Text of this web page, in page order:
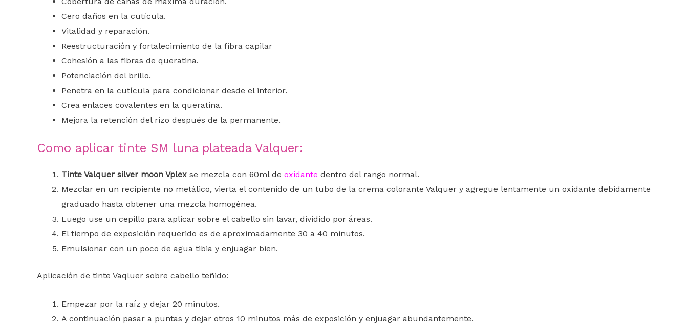
Cero daños en la cutícula.
Vitalidad y reparación.
Reestructuración y fortalecimiento de la fibra capilar
Cohesión a las fibras de queratina.
Potenciación del brillo.
Penetra en la cutícula para condicionar desde el interior.
Crea enlaces covalentes en la queratina.
Mejora la retención del rizo después de la permanente.
Como aplicar tinte SM luna plateada Valquer:
Tinte Valquer silver moon Vplex se mezcla con 60ml de oxidante dentro del rango normal.
Mezclar en un recipiente no metálico, vierta el contenido de un tubo de la crema colorante Valquer y agregue lentamente un oxidante debidamente
graduado hasta obtener una mezcla homogénea.
Luego use un cepillo para aplicar sobre el cabello sin lavar, dividido por áreas.
El tiempo de exposición requerido es de aproximadamente 30 a 40 minutos.
Emulsionar con un poco de agua tibia y enjuagar bien.
Aplicación de tinte Vaqluer sobre cabello teñido:
Empezar por la raíz y dejar 20 minutos.
A continuación pasar a puntas y dejar otros 10 minutos más de exposición y enjuagar abundantemente.